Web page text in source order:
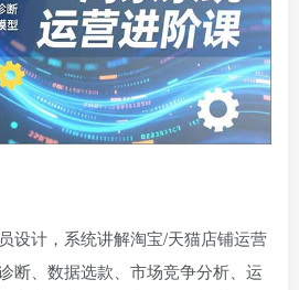
设计，系统讲解淘宝/天猫店铺运营
断、数据选款、市场竞争分析、运